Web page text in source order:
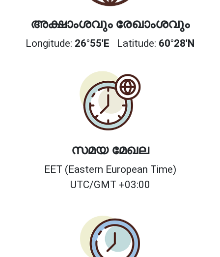
അക്ഷാംശവും രേഖാംശവും
Longitude: 26°55'E Latitude: 60°28'N
സമയ മേഖല
EET (Eastern European Time)
UTC/GMT +03:00